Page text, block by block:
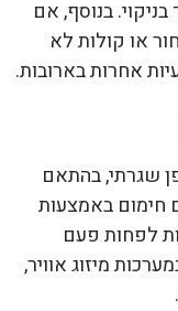
בנוסף, אם
או קולות לא
אחרות בארובות.
שגרתי, בהתאם
באמצעות
לפחות פעם
מיזוג אוויר,